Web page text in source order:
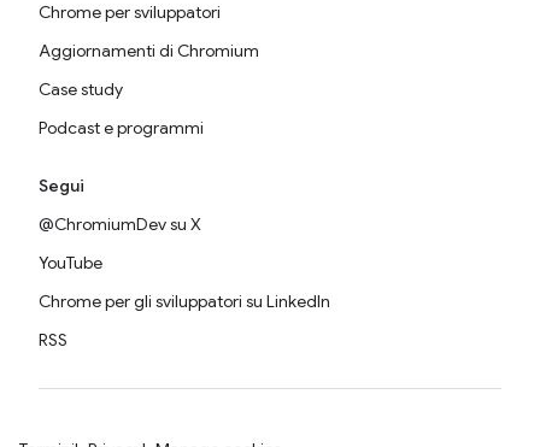
Chrome per sviluppatori
Aggiornamenti di Chromium
Case study
Podcast e programmi
Segui
@ChromiumDev su X
YouTube
Chrome per gli sviluppatori su LinkedIn
RSS